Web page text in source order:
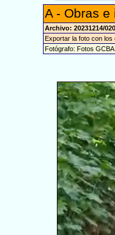
A - Obras
Archivo: 20231214/
Exportar la foto con
Fotógrafo: Fotos